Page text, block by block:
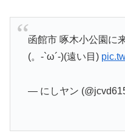
函館市 啄木小公園に
(。-`ω´-)(遠い目)
— にしヤン